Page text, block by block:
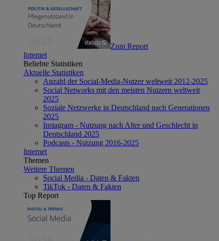
Zum Report
Internet
Beliebte Statistiken
Aktuelle Statistiken
Anzahl der Social-Media-Nutzer weltweit 2012-2025
Social Networks mit den meisten Nutzern weltweit
2025
Soziale Netzwerke in Deutschland nach Generationen
2025
Instagram - Nutzung nach Alter und Geschlecht in
Deutschland 2025
Podcasts - Nutzung 2016-2025
Internet
Themen
Weitere Themen
Social Media - Daten & Fakten
TikTok - Daten & Fakten
Top Report